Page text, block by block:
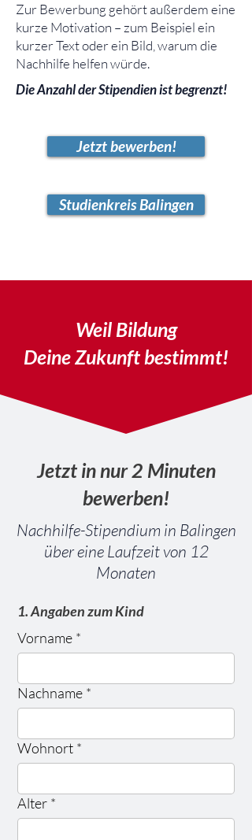
Zur Bewerbung gehört außerdem eine
kurze Motivation – zum Beispiel ein
kurzer Text oder ein Bild, warum die
Nachhilfe helfen würde.
Die Anzahl der Stipendien ist begrenzt!
Jetzt bewerben!
Studienkreis Balingen
Weil Bildung
Deine Zukunft bestimmt!
Jetzt in nur 2 Minuten
bewerben!
Nachhilfe-Stipendium in Balingen
über eine Laufzeit von 12
Monaten
1. Angaben zum Kind
Vorname *
Nachname *
Wohnort *
Alter *